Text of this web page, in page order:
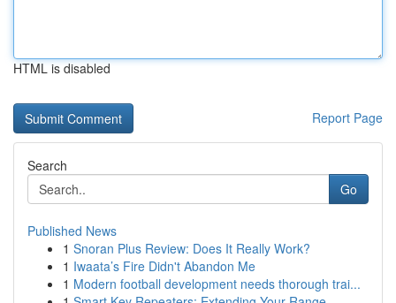
HTML is disabled
Report Page
Search
Go
Published News
1 Snoran Plus Review: Does It Really Work?
1 Iwaata’s Fire Didn't Abandon Me
1 Modern football development needs thorough trai...